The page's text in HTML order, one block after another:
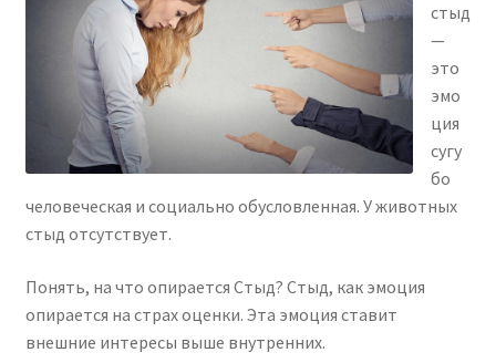
стыд
—
это
эмо
ция
сугу
бо
человеческая и социально обусловленная. У животных
стыд отсутствует.
Понять, на что опирается Стыд? Стыд, как эмоция
опирается на страх оценки. Эта эмоция ставит
внешние интересы выше внутренних.